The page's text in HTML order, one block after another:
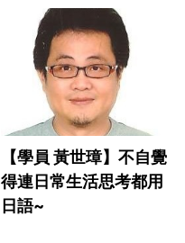
【學員 黃世璋】不自覺
得連日常生活思考都用
日語~